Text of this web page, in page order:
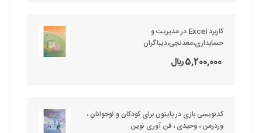
کاربرد Excel در مدیریت و
حسابداری،معدنچی،دیباگران
5,200,000 ريال
کدنویسی بازی در پایتون برای کودکان و نوجوانان ،
وردرمن ، وحیدی ، فن آوری نوین